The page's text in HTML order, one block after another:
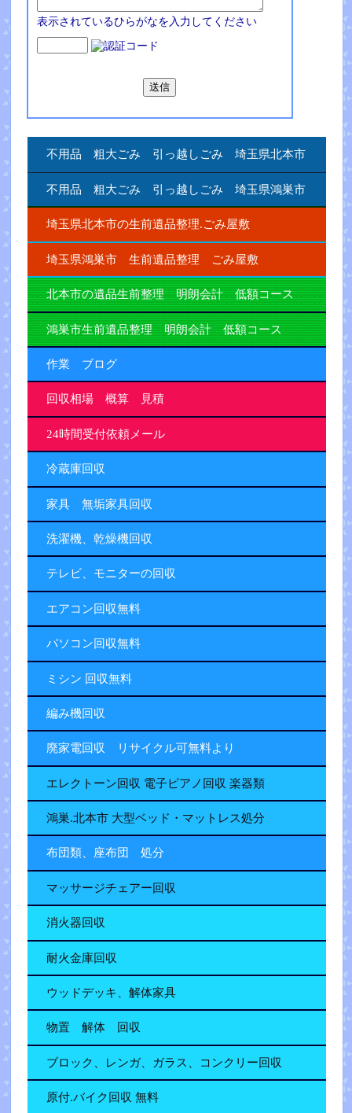
表示されているひらがなを入力してください
不用品 粗大ごみ 引っ越しごみ 埼玉県北本市
不用品 粗大ごみ 引っ越しごみ 埼玉県鴻巣市
埼玉県北本市の生前遺品整理.ごみ屋敷
埼玉県鴻巣市 生前遺品整理 ごみ屋敷
北本市の遺品生前整理 明朗会計 低額コース
鴻巣市生前遺品整理 明朗会計 低額コース
作業 ブログ
回収相場 概算 見積
24時間受付依頼メール
冷蔵庫回収
家具 無垢家具回収
洗濯機、乾燥機回収
テレビ、モニターの回収
エアコン回収無料
パソコン回収無料
ミシン 回収無料
編み機回収
廃家電回収 リサイクル可無料より
エレクトーン回収 電子ピアノ回収 楽器類
鴻巣.北本市 大型ベッド・マットレス処分
布団類、座布団 処分
マッサージチェアー回収
消火器回収
耐火金庫回収
ウッドデッキ、解体家具
物置 解体 回収
ブロック、レンガ、ガラス、コンクリー回収
原付.バイク回収 無料